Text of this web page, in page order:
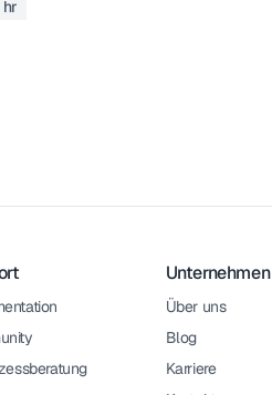
hr
Unternehmen
Über uns
Blog
Karriere